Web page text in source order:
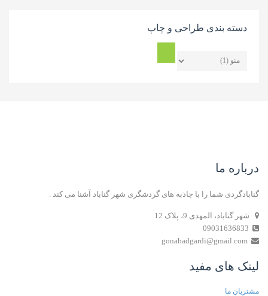
دسته بندی طراحی و چاپ
درباره ما
گنابادگردی شما را با جاذبه های گردشگری شهر گناباد آشنا می کند .
شهر گناباد، المهدی 9، پلاک 12
لینک های مفید
مشتریان ما